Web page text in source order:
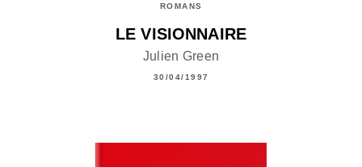
ROMANS
LE VISIONNAIRE
Julien Green
30/04/1997